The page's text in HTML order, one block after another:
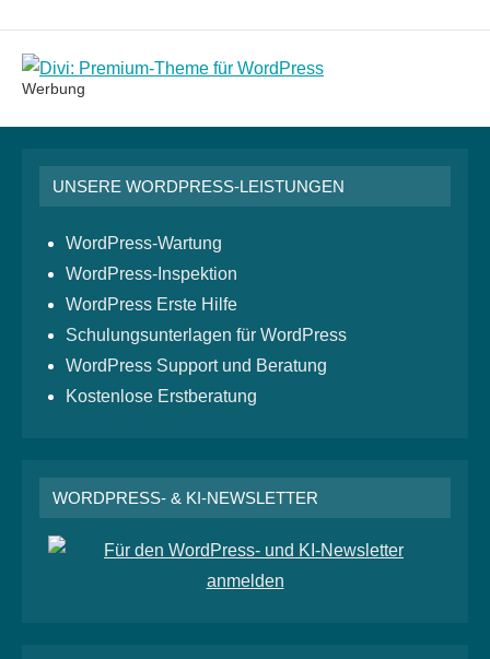
Werbung
UNSERE WORDPRESS-LEISTUNGEN
WordPress-Wartung
WordPress-Inspektion
WordPress Erste Hilfe
Schulungsunterlagen für WordPress
WordPress Support und Beratung
Kostenlose Erstberatung
WORDPRESS- & KI-NEWSLETTER